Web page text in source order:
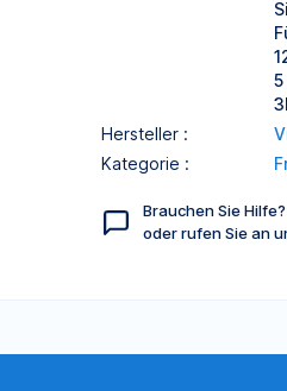
5
Hersteller :
Kategorie :
Brauchen Sie Hilfe?
oder rufen Sie an